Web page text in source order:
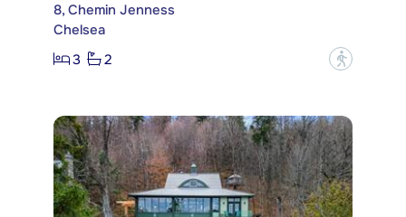
8, Chemin Jenness
Chelsea
3
2 ?